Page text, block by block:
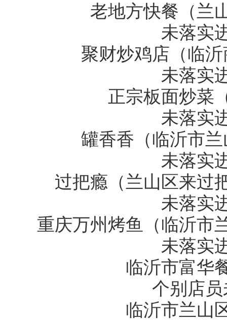
老地方快餐（兰
未落实
聚财炒鸡店（临
未落实
正宗板面炒菜
未落实
罐香香（临沂市
未落实
过把瘾（兰山区来过
未落实
重庆万州烤鱼（临沂市
未落实
临沂市富华
个别店
临沂市兰山